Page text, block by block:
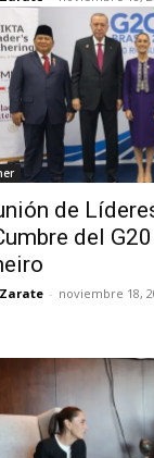
de
del
- noviembre 18,